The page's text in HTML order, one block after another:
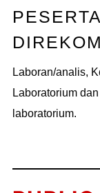
Laboran/analis,
Laboratorium
laboratorium.